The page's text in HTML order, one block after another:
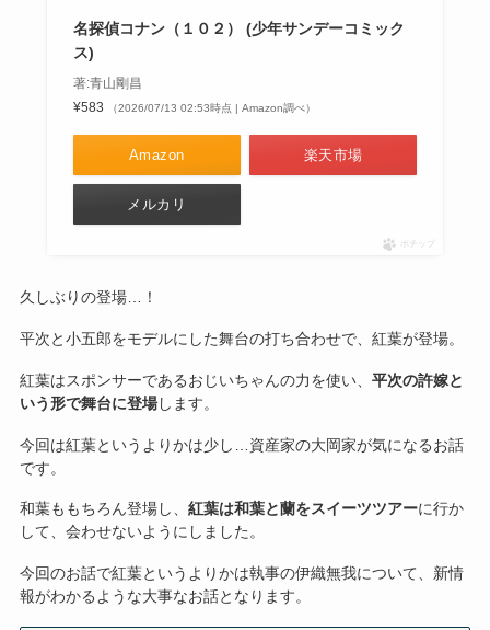
名探偵コナン（１０２） (少年サンデーコミック
ス)
著:青山剛昌
¥583
（2026/07/13 02:53時点 | Amazon調べ）
Amazon 楽天市場
メルカリ
ポチップ
久しぶりの登場…！
平次と小五郎をモデルにした舞台の打ち合わせで、紅葉が登場。
紅葉はスポンサーであるおじいちゃんの力を使い、 平次の許嫁と
いう形で舞台に登場します。
今回は紅葉というよりかは少し…資産家の大岡家が気になるお話
です。
和葉ももちろん登場し、 紅葉は和葉と蘭をスイーツツアーに行か
して、会わせないようにしました。
今回のお話で紅葉というよりかは執事の伊織無我について、新情
報がわかるような大事なお話となります。